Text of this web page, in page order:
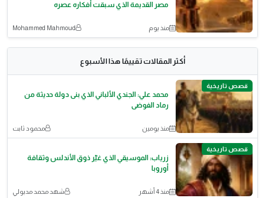
مصر القديمة الذي سبقت أفكاره عصره
منذ يوم Mohammed Mahmoud
أكثر المقالات تقييمًا هذا الأسبوع
قصص تاريخية
محمد علي: الجندي الألباني الذي بنى دولة حديثة من
رماد الفوضى
منذ يومين محمود ثابت
قصص تاريخية
زرياب: الموسيقي الذي غيّر ذوق الأندلس وثقافة
أوروبا
منذ 4 أشهر شهد محمد مدبولي